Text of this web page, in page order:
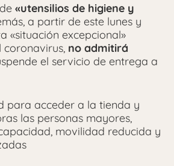
«utensilios de higiene y
a partir de este lunes y
«situación excepcional»
no admitirá
el servicio de entrega a
para acceder a la tienda y
las personas mayores,
movilidad reducida y